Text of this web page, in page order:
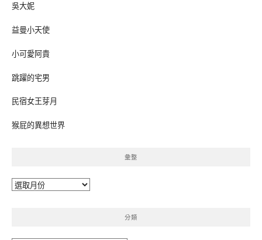
吳大妮
益曼小天使
小可愛阿貴
跳躍的宅男
民宿女王芽月
猴屁的異想世界
彙整
彙
分類